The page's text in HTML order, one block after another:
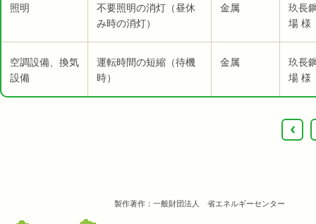
照明
不要照明の消灯（昼休
み時の消灯）
金属
玖長
場 様
空調設備、換気
設備
運転時間の短縮（待機
時）
金属
玖長
場 様
‹
製作著作：一般財団法人 省エネルギーセンター